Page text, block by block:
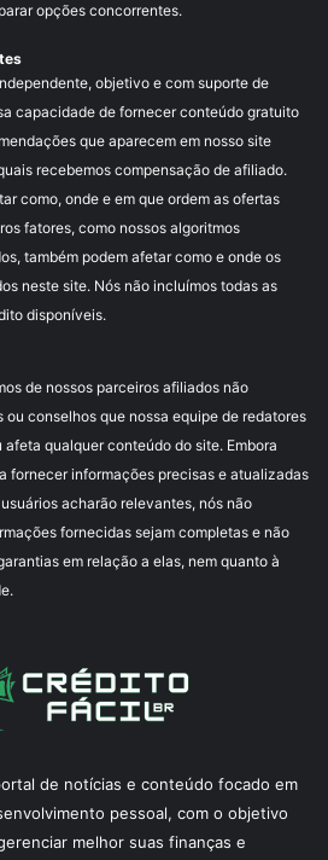
opções concorrentes.
objetivo e com suporte de
capacidade de fornecer conteúdo gratuito
que aparecem em nosso site
recebemos compensação de afiliado.
como, onde e em que ordem as ofertas
fatores, como nossos algoritmos
também podem afetar como e onde os
neste site. Nós não incluímos todas as
disponíveis.
de nossos parceiros afiliados não
conselhos que nossa equipe de redatores
qualquer conteúdo do site. Embora
fornecer informações precisas e atualizadas
acharão relevantes, nós não
fornecidas sejam completas e não
em relação a elas, nem quanto à
de notícias e conteúdo focado em
pessoal, com o objetivo
melhor suas finanças e